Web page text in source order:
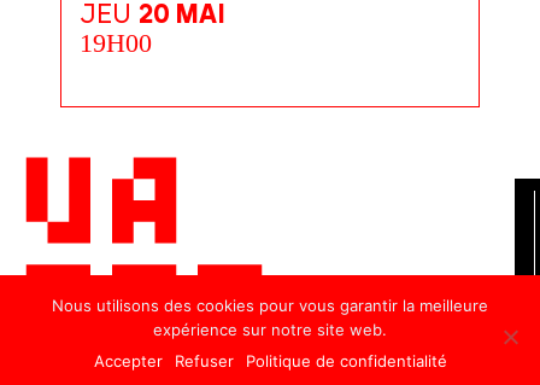
JEU 20 MAI
19H00
Nous utilisons des cookies pour vous garantir la meilleure
expérience sur notre site web.
Accepter
Refuser Politique de confidentialité